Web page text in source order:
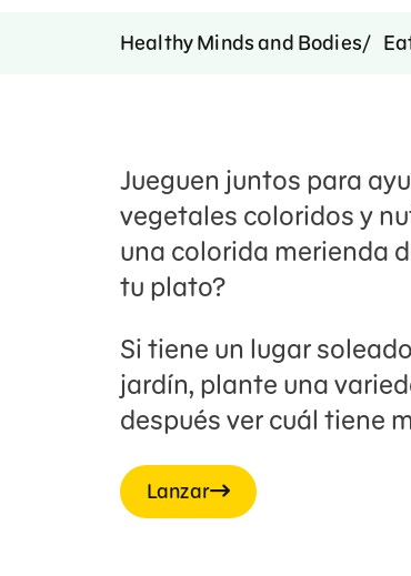
Healthy Minds and Bodies
Jueguen juntos para
vegetales coloridos y
una colorida merienda
tu plato?
Si tiene un lugar
jardín, plante una
después ver cuál tiene
Lanzar